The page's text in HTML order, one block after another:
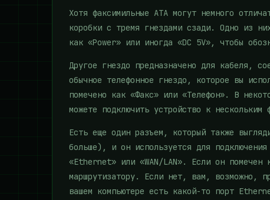
Хотя факсимильные АТА могут немного
коробки с тремя гнездами сзади. Одно из
как «Power» или иногда «DC 5V», чтобы
Другое гнездо предназначено для кабеля,
обычное телефонное гнездо, которое вы
помечено как «Факс» или «Телефон». В
можете подключить устройство к нескольким
Есть еще один разъем, который также
больше), и он используется для
«Ethernet» или «WAN/LAN». Если он
маршрутизатору. Если нет, вам, возможно,
вашем компьютере есть какой-то порт